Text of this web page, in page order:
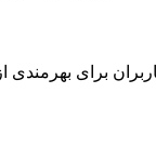
کاربران برای